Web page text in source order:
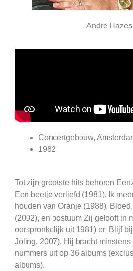
Andre Hazes.
Concertgebouw,
1982
Tot zijn grootste hits behoren
Een beetje verliefd (1981), Ik
houden van Oranje (1988),
(2002), en postuum Zij gelooft in
oorspronkelijk uit 1981) en Blijf
Joling, 2007). Hij bracht
nummers uit op 36 albums
albums).